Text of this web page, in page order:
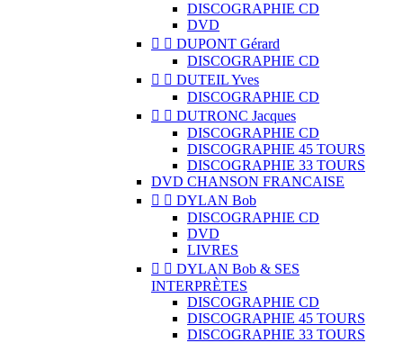
DISCOGRAPHIE CD
DVD
  DUPONT Gérard
DISCOGRAPHIE CD
  DUTEIL Yves
DISCOGRAPHIE CD
  DUTRONC Jacques
DISCOGRAPHIE CD
DISCOGRAPHIE 45 TOURS
DISCOGRAPHIE 33 TOURS
DVD CHANSON FRANCAISE
  DYLAN Bob
DISCOGRAPHIE CD
DVD
LIVRES
  DYLAN Bob & SES
INTERPRÈTES
DISCOGRAPHIE CD
DISCOGRAPHIE 45 TOURS
DISCOGRAPHIE 33 TOURS